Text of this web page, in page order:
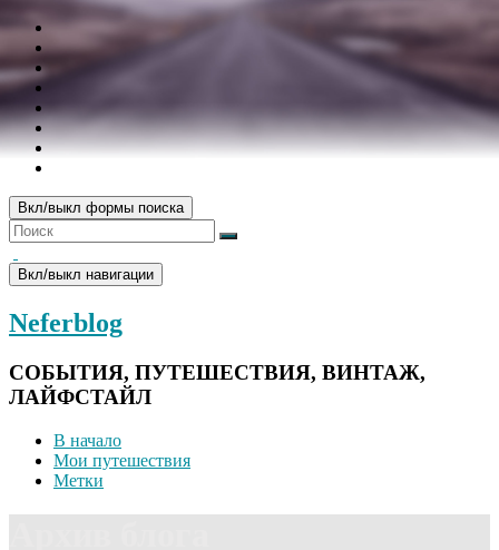
Вкл/выкл формы поиска
Вкл/выкл навигации
Neferblog
СОБЫТИЯ, ПУТЕШЕСТВИЯ, ВИНТАЖ,
ЛАЙФСТАЙЛ
В начало
Мои путешествия
Метки